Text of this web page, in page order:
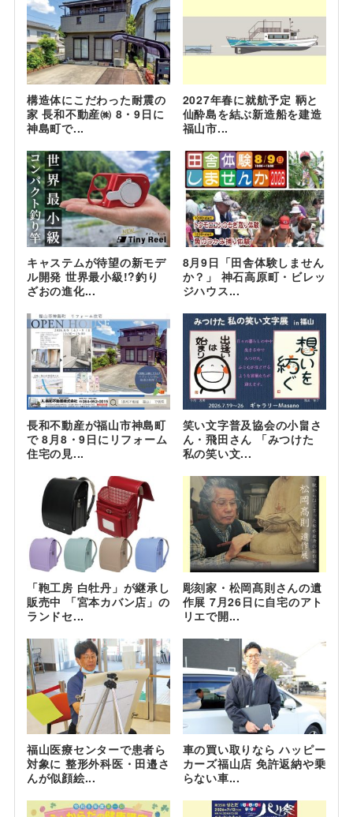
構造体にこだわった耐震の
家 長和不動産㈱ 8・9日に
神島町で...
2027年春に就航予定 鞆と
仙酔島を結ぶ新造船を建造
福山市...
キャステムが待望の新モデ
ル開発 世界最小級!?釣り
ざおの進化...
8月9日「田舎体験しません
か？」 神石高原町・ビレッ
ジハウス...
長和不動産が福山市神島町
で 8月8・9日にリフォーム
住宅の見...
笑い文字普及協会の小畠さ
ん・飛田さん 「みつけた
私の笑い文...
「鞄工房 白牡丹」が継承し
販売中 「宮本カバン店」の
ランドセ...
彫刻家・松岡髙則さんの遺
作展 7月26日に自宅のアト
リエで開...
福山医療センターで患者ら
対象に 整形外科医・田邉さ
んが似顔絵...
車の買い取りなら ハッピー
カーズ福山店 免許返納や乗
らない車...